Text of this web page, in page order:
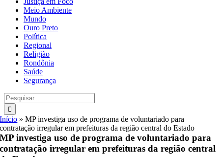
Meio Ambiente
Mundo
Ouro Preto
Política
Regional
Religião
Rondônia
Saúde
Segurança
Buscar
resultados
para:
Início »MP investiga uso de programa de voluntariado para
contratação irregular em prefeituras da região central do Estado
MP investiga uso de programa de voluntariado para
contratação irregular em prefeituras da região central